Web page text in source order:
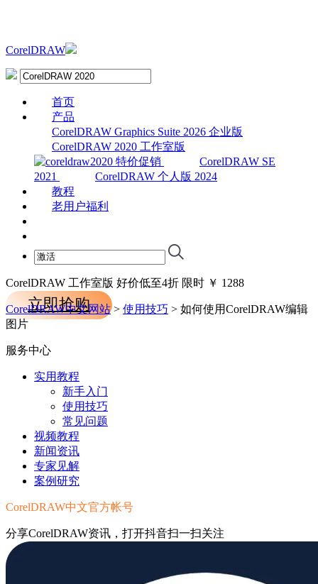
CorelDRAW
首页
产品
CorelDRAW Graphics Suite 2026 企业版
CorelDRAW 2020 工作室版
CorelDRAW SE
2021
CorelDRAW 个人版 2024
教程
老用户福利
CorelDRAW 工作室版 好价低至4折 限时 ￥ 1288
立即抢购
CorelDRAW中文网站> 使用技巧 > 如何使用CorelDRAW编辑
图片
服务中心
实用教程
新手入门
使用技巧
常见问题
视频教程
新闻资讯
专家见解
案例研究
CorelDRAW中文官方帐号
分享CorelDRAW资讯，打开抖音扫一扫关注